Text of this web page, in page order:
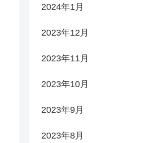
2024年1月
2023年12月
2023年11月
2023年10月
2023年9月
2023年8月